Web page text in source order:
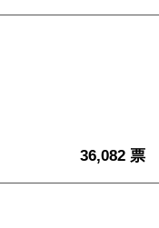
36,082 票